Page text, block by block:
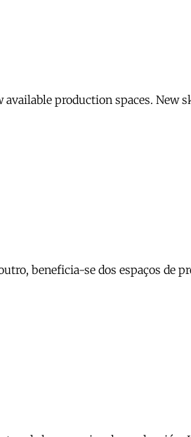
production spaces.
beneficia-se dos espaços de